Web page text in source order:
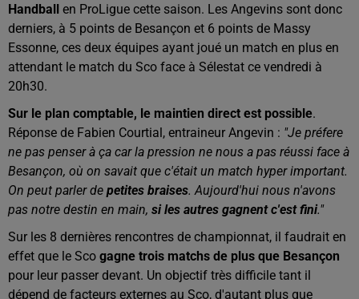
Handball en ProLigue cette saison. Les Angevins sont donc
derniers, à 5 points de Besançon et 6 points de Massy
Essonne, ces deux équipes ayant joué un match en plus en
attendant le match du Sco face à Sélestat ce vendredi à
20h30.
Sur le plan comptable, le maintien direct est possible.
Réponse de Fabien Courtial, entraineur Angevin : "Je préfere
ne pas penser à ça car la pression ne nous a pas réussi face à
Besançon, où on savait que c'était un match hyper important.
On peut parler de petites braises. Aujourd'hui nous n'avons
pas notre destin en main, si les autres gagnent c'est fini."
Sur les 8 dernières rencontres de championnat, il faudrait en
effet que le Sco gagne trois matchs de plus que Besançon
pour leur passer devant. Un objectif très difficile tant il
dépend de facteurs externes au Sco, d'autant plus que